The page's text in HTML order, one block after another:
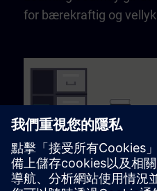
for bærekraftig og